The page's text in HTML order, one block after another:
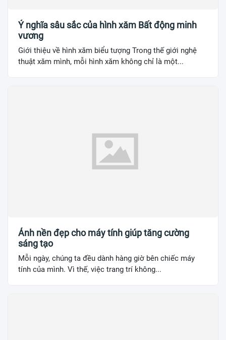
Ý nghĩa sâu sắc của hình xăm Bất động minh
vương
Giới thiệu về hình xăm biểu tượng Trong thế giới nghệ
thuật xăm mình, mỗi hình xăm không chỉ là một...
Ảnh nền đẹp cho máy tính giúp tăng cường
sáng tạo
Mỗi ngày, chúng ta đều dành hàng giờ bên chiếc máy
tính của mình. Vì thế, việc trang trí không...